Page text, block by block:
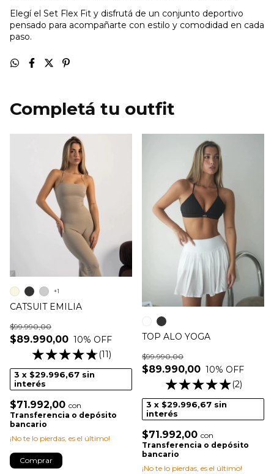
Elegí el Set Flex Fit y disfrutá de un conjunto deportivo
pensado para acompañarte con estilo y comodidad en cada
paso.
CATSUIT EMILIA
$89.990,00
$99.990,00
10% OFF
(11)
3 x $29.996,67 sin
interés
$71.992,00 con
Transferencia o depósito
bancario
¡No te lo pierdas, es el último!
+1
Comprar
TOP ALO YOGA
$89.990,00
$99.990,00
10% OFF
(2)
3 x $29.996,67 sin
interés
$71.992,00 con
Transferencia o depósito
bancario
¡No te lo pierdas, es el último!